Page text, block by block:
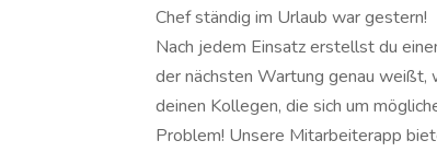
Chef ständig im Urlaub war gestern!
Nach jedem Einsatz erstellst du
der nächsten Wartung genau weißt,
deinen Kollegen, die sich um
Problem! Unsere Mitarbeiterapp